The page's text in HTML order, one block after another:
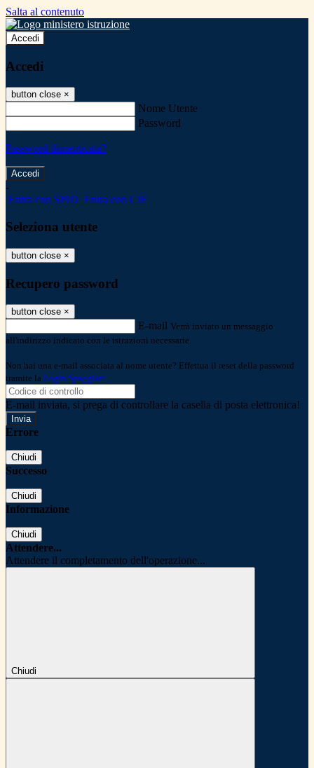
Salta al contenuto
Accedi
Accedi
button close ×
Nome Utente
Password
Password dimenticata?
-
Entra con SPID Entra con CIE
Seleziona utente
button close ×
Recupero password
button close ×
E-mail Verrà inviato un messaggio
all'indirizzo indicato con le istruzioni necessarie.
Non hai una e-mail associata al nome utente? Effettua il reset della password
tramite la Login Spaggiari
E-mail inviata, si prega di controllare la casella di posta elettronica!
Errore
Chiudi
Successo
Chiudi
Informazione
Chiudi
Attendere...
Attendere il completamento dell'operazione...
Chiudi